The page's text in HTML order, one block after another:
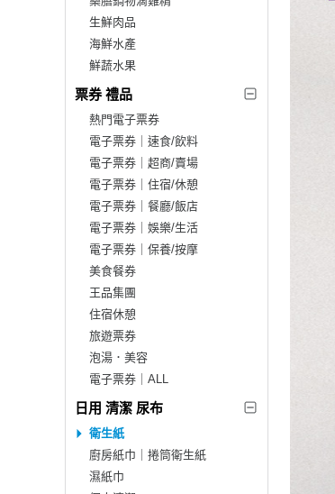
生鮮肉品
海鮮水產
鮮蔬水果
票券 禮品
熱門電子票券
電子票券｜速食/飲料
電子票券｜超商/賣場
電子票券｜住宿/休憩
電子票券｜餐廳/飯店
電子票券｜娛樂/生活
電子票券｜保養/按摩
美食餐券
王品集團
住宿休憩
旅遊票券
泡湯．美容
電子票券｜ALL
日用 清潔 尿布
衛生紙
廚房紙巾｜捲筒衛生紙
濕紙巾